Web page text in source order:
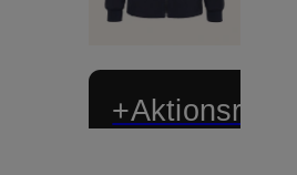
+Aktionsrabatt